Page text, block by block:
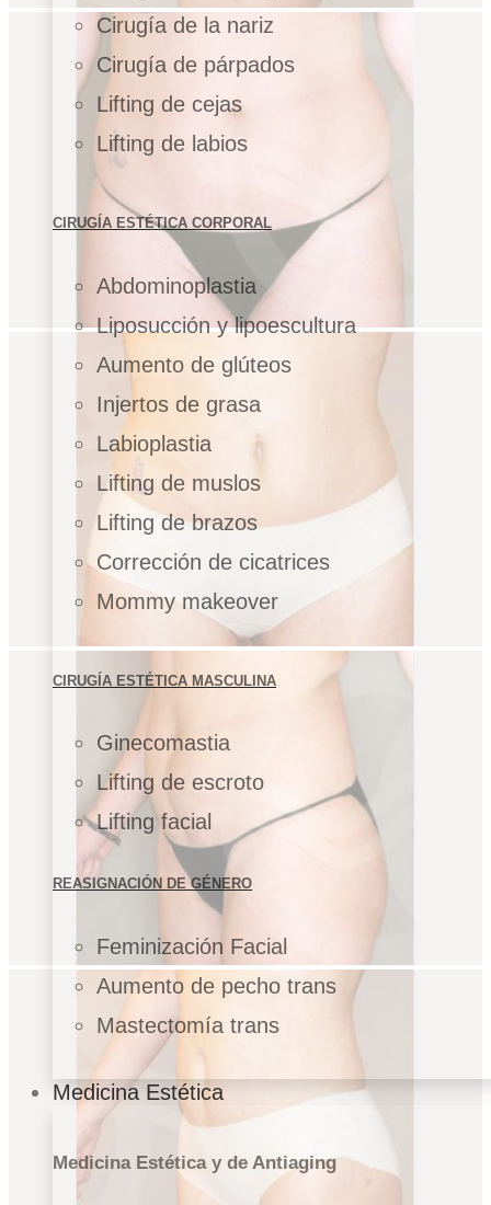
Cirugía de la nariz
Cirugía de párpados
Lifting de cejas
Lifting de labios
CIRUGÍA ESTÉTICA CORPORAL
Abdominoplastia
Liposucción y lipoescultura
Aumento de glúteos
Injertos de grasa
Labioplastia
Lifting de muslos
Lifting de brazos
Corrección de cicatrices
Mommy makeover
CIRUGÍA ESTÉTICA MASCULINA
Ginecomastia
Lifting de escroto
Lifting facial
REASIGNACIÓN DE GÉNERO
Feminización Facial
Aumento de pecho trans
Mastectomía trans
Medicina Estética
Medicina Estética y de Antiaging